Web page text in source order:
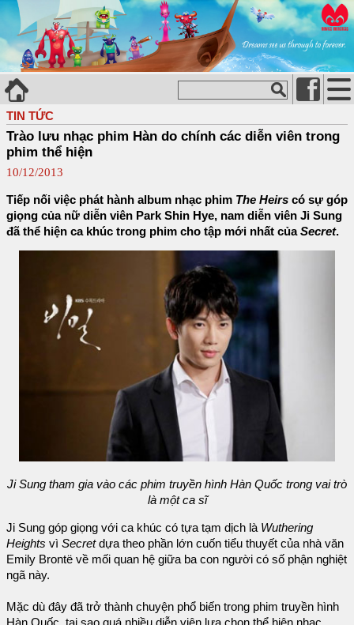
TIN TỨC
Trào lưu nhạc phim Hàn do chính các diễn viên trong
phim thể hiện
10/12/2013
Tiếp nối việc phát hành album nhạc phim The Heirs có sự góp
giọng của nữ diễn viên Park Shin Hye, nam diễn viên Ji Sung
đã thể hiện ca khúc trong phim cho tập mới nhất củaSecret.
Ji Sung tham gia vào các phim truyền hình Hàn Quốc trong vai trò
là một ca sĩ
Ji Sung góp giọng với ca khúc có tựa tạm dịch là Wuthering
Heights vì Secretdựa theo phần lớn cuốn tiểu thuyết của nhà văn
Emily Brontë về mối quan hệ giữa ba con người có số phận nghiệt
ngã này.
Mặc dù đây đã trở thành chuyện phổ biến trong phim truyền hình